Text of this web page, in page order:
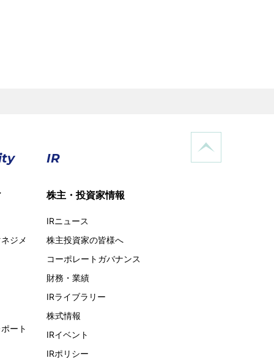
ジメ
ート
IR
株主・投資家情報
IRニュース
株主投資家の皆様へ
コーポレートガバナンス
財務・業績
IRライブラリー
株式情報
IRイベント
IRポリシー